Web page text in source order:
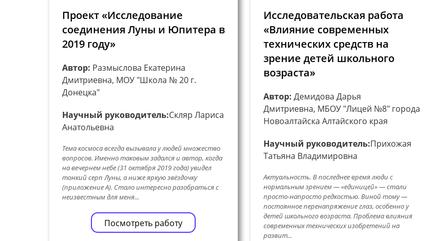
Проект «Исследование
соединения Луны и Юпитера в
2019 году»
Автор: Размыслова Екатерина
Дмитриевна, МОУ "Школа № 20 г.
Донецка"
Научный руководитель:Скляр Лариса
Анатольевна
Тема космоса всегда вызывала у людей множество
вопросов. Именно таковым задался и автор, когда
на вечернем небе (31 октября 2019 года) увидел
тонкий серп Луны, а ниже яркую звёздочку
(приложение А). Стало интересно разобраться с
неизвестным для меня...
Посмотреть работу
Исследовательская работа
«Влияние современных
технических средств на
зрение детей школьного
возраста»
Автор: Демидова Дарья
Дмитриевна, МБОУ "Лицей №8" города
Новоалтайска Алтайского края
Научный руководитель:Прихожая
Татьяна Владимировна
Актуальность. В последнее время люди с
нормальным зрением — «единицей» — стали
просто-напросто редкостью. Виной тому —
постоянное перенапряжение глаз, особенно у
детей школьного возраста. Проблема влияния
современных технических изобретений на
развит...